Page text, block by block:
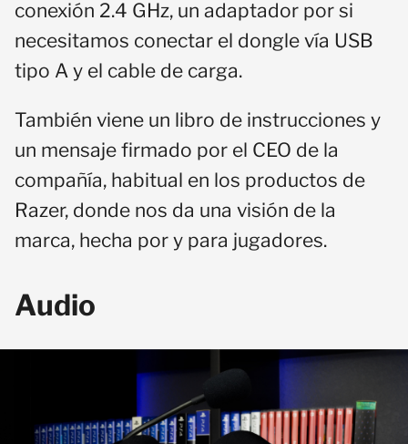
conexión 2.4 GHz, un adaptador por si
necesitamos conectar el dongle vía USB
tipo A y el cable de carga.
También viene un libro de instrucciones y
un mensaje firmado por el CEO de la
compañía, habitual en los productos de
Razer, donde nos da una visión de la
marca, hecha por y para jugadores.
Audio